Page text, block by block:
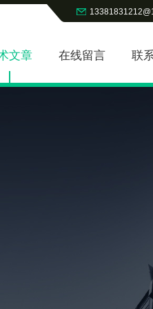
文章 在线留言 联